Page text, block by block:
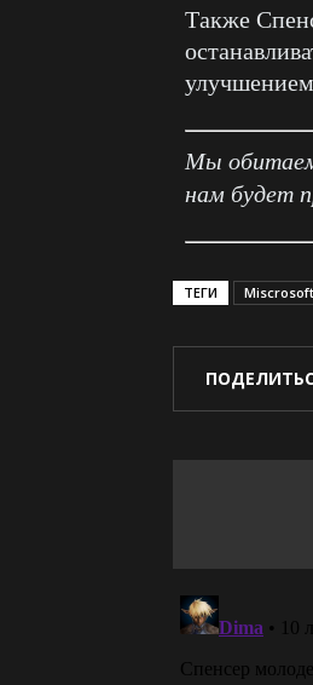
Также
Мы
нам будет
ТЕГИ Miscrosoft